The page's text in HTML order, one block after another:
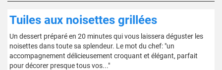
Tuiles aux noisettes grillées
Un dessert préparé en 20 minutes qui vous laissera déguster les
noisettes dans toute sa splendeur. Le mot du chef: "un
accompagnement délicieusement croquant et élégant, parfait
pour décorer presque tous vos..."